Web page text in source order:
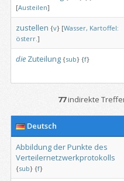
[Austeilen]
zustellen {v} [Wasser, Kartoffel:
österr.]
die Zuteilung {sub} {f}
77indirekte
Deutsch
Abbildung derPunkte des
Verteilernetzwerkprotokolls
{sub} {f}